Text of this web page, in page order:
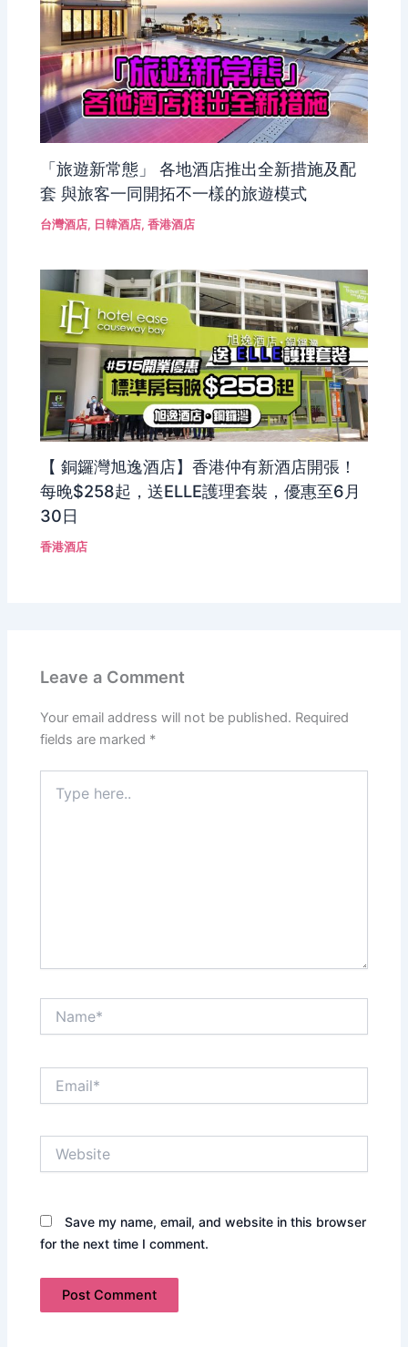
「旅遊新常態」 各地酒店推出全新措施及配
套 與旅客一同開拓不一樣的旅遊模式
台灣酒店, 日韓酒店,香港酒店
【 銅鑼灣旭逸酒店】香港仲有新酒店開張！
每晚$258起，送ELLE護理套裝，優惠至6月
30日
香港酒店
Leave a Comment
Your email address will not be published. Required
fields are marked *
here..
Save my name, email, and website in this browser
for the next time I comment.